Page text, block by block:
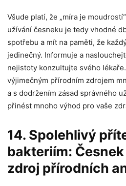
Všude⁢ platí, ‍že „míra ‌je
užívání česneku je⁤ tedy ⁣vhodné
‌spotřebu a mít‍ na paměti, že
jedinečný. Informuje ⁣a
nejistoty konzultujte svého
výjimečným ‍přírodním zdrojem​
a‍ s ⁢dodržením zásad správného
přinést‍ mnoho výhod pro ‌vaše
14. Spolehlivý
bakteriím:
zdroj⁣ přírodních